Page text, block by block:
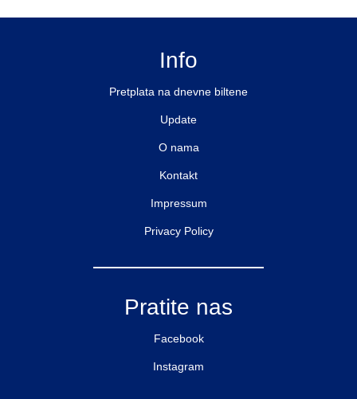
Info
Pretplata na dnevne biltene
Update
O nama
Kontakt
Impressum
Privacy Policy
Pratite nas
Facebook
Instagram